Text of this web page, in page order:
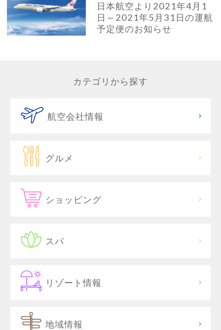
日本航空より2021年4月1
日～2021年5月31日の運航
予定便のお知らせ
カテゴリから探す
航空会社情報
グルメ
ショッピング
スパ
リゾート情報
地域情報